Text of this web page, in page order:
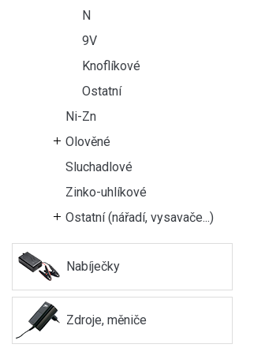
N
9V
Knoflíkové
Ostatní
Ni-Zn
Olověné
Sluchadlové
Zinko-uhlíkové
Ostatní (nářadí, vysavače...)
Nabíječky
Zdroje, měniče